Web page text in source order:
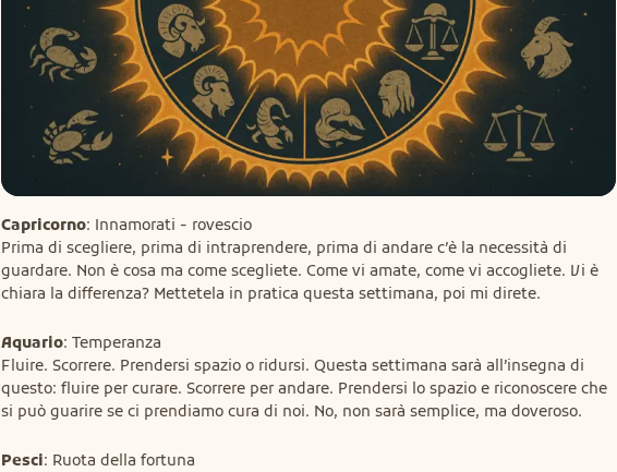
Capricorno: Innamorati - rovescio
Prima di scegliere, prima di intraprendere, prima di andare c’è la necessità di
guardare. Non è cosa ma come scegliete. Come vi amate, come vi accogliete. Vi è
chiara la differenza? Mettetela in pratica questa settimana, poi mi direte.
Aquario: Temperanza
Fluire. Scorrere. Prendersi spazio o ridursi. Questa settimana sarà all’insegna di
questo: fluire per curare. Scorrere per andare. Prendersi lo spazio e riconoscere che
si può guarire se ci prendiamo cura di noi. No, non sarà semplice, ma doveroso.
Pesci: Ruota della fortuna